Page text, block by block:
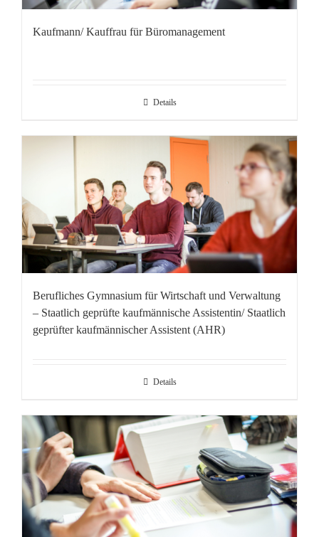
Kaufmann/ Kauffrau für Büromanagement
Details
Berufliches Gymnasium für Wirtschaft und Verwaltung
– Staatlich geprüfte kaufmännische Assistentin/ Staatlich
geprüfter kaufmännischer Assistent (AHR)
Details